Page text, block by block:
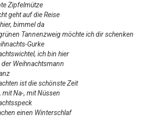
Zipfelmütze
geht auf die Reise
bimmel da
Tannenzweig möchte ich dir schenken
Gurke
ich bin hier
Weihnachtsmann
ist die schönste Zeit
mit Na-, mit Nüssen
einen Winterschlaf